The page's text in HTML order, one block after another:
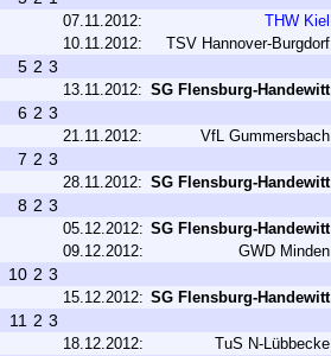
07.11.2012: THW Kiel
10.11.2012:
TSV Hannover-Burgdorf
5 2 3
13.11.2012: SG Flensburg-Handewitt
6 2 3
21.11.2012: VfL Gummersbach
7 2 3
28.11.2012: SG Flensburg-Handewitt
8 2 3
05.12.2012: SG Flensburg-Handewitt
09.12.2012:
GWD Minden
10 2 3
15.12.2012: SG Flensburg-Handewitt
11 2 3
18.12.2012: TuS N-Lübbecke